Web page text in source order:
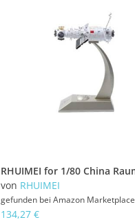
von RHUIMEI
gefunden bei Amazon Marketplace
134,27 €